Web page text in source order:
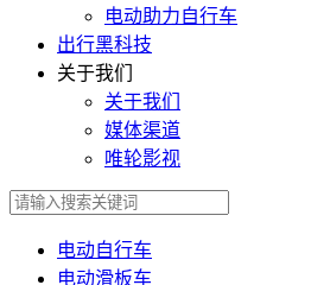
电动助力自行车
出行黑科技
关于我们
关于我们
媒体渠道
唯轮影视
电动自行车
电动滑板车